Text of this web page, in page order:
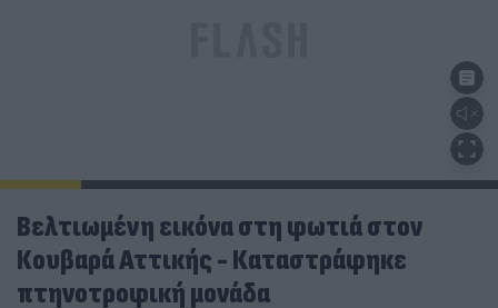
Βελτιωμένη εικόνα στη φωτιά στον
Κουβαρά Αττικής - Καταστράφηκε
πτηνοτροφική μονάδα